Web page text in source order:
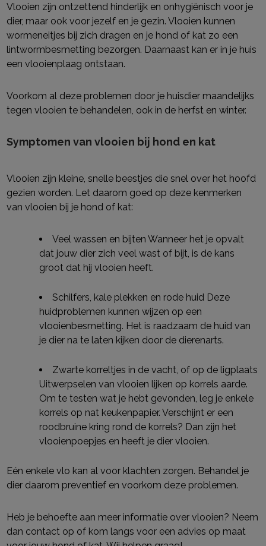
Vlooien zijn ontzettend hinderlijk en onhygiënisch voor je
dier, maar ook voor jezelf en je gezin. Vlooien kunnen
wormeneitjes bij zich dragen en je hond of kat zo een
lintwormbesmetting bezorgen. Daarnaast kan er in je huis
een vlooienplaag ontstaan.
Voorkom al deze problemen door je huisdier maandelijks
tegen vlooien te behandelen, ook in de herfst en winter.
Symptomen van vlooien bij hond en kat
Vlooien zijn kleine, snelle beestjes die snel over het hoofd
gezien worden. Let daarom goed op deze kenmerken
van vlooien bij je hond of kat:
Veel wassen en bijten Wanneer het je opvalt
dat jouw dier zich veel wast of bijt, is de kans
groot dat hij vlooien heeft.
Schilfers, kale plekken en rode huid Deze
huidproblemen kunnen wijzen op een
vlooienbesmetting. Het is raadzaam de huid van
je dier na te laten kijken door de dierenarts.
Zwarte korreltjes in de vacht, of op de ligplaats
Uitwerpselen van vlooien lijken op korrels aarde.
Om te testen wat je hebt gevonden, leg je enkele
korrels op nat keukenpapier. Verschijnt er een
roodbruine kring rond de korrels? Dan zijn het
vlooienpoepjes en heeft je dier vlooien.
Eén enkele vlo kan al voor klachten zorgen. Behandel je
dier daarom preventief en voorkom deze problemen.
Heb je behoefte aan meer informatie over vlooien? Neem
dan contact op of kom langs voor een advies op maat